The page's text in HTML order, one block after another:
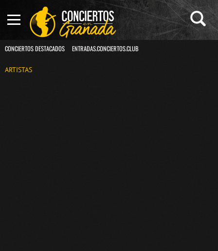
CONCIERTOS DESTACADOS ENTRADAS.CONCIERTOS.CLUB
ARTISTAS